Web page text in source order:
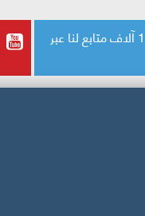
إنضم لأزيد من 10 آلاف متابع لنا عبر